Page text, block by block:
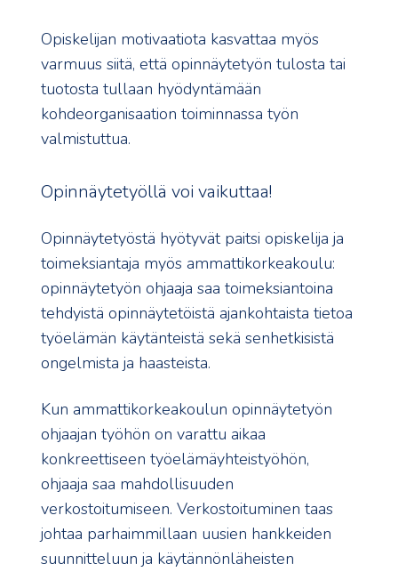
Opiskelijan motivaatiota kasvattaa myös
varmuus siitä, että opinnäytetyön tulosta tai
tuotosta tullaan hyödyntämään
kohdeorganisaation toiminnassa työn
valmistuttua.
Opinnäytetyöllä voi vaikuttaa!
Opinnäytetyöstä hyötyvät paitsi opiskelija ja
toimeksiantaja myös ammattikorkeakoulu:
opinnäytetyön ohjaaja saa toimeksiantoina
tehdyistä opinnäytetöistä ajankohtaista tietoa
työelämän käytänteistä sekä senhetkisistä
ongelmista ja haasteista.
Kun ammattikorkeakoulun opinnäytetyön
ohjaajan työhön on varattu aikaa
konkreettiseen työelämäyhteistyöhön,
ohjaaja saa mahdollisuuden
verkostoitumiseen. Verkostoituminen taas
johtaa parhaimmillaan uusien hankkeiden
suunnitteluun ja käytännönläheisten